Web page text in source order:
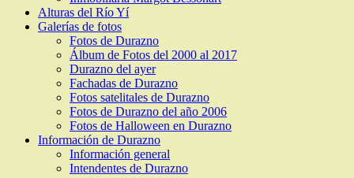
Alturas del Río Yí
Galerías de fotos
Fotos de Durazno
Álbum de Fotos del 2000 al 2017
Durazno del ayer
Fachadas de Durazno
Fotos satelitales de Durazno
Fotos de Durazno del año 2006
Fotos de Halloween en Durazno
Información de Durazno
Información general
Intendentes de Durazno